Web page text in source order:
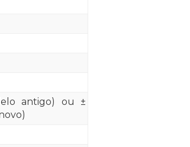
antigo) ou ±